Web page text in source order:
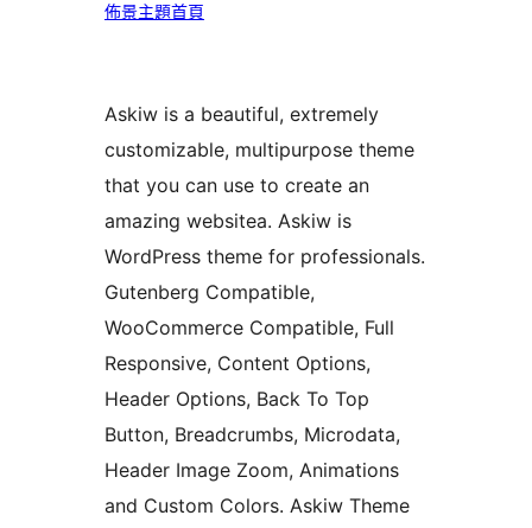
佈景主題首頁
Askiw is a beautiful, extremely
customizable, multipurpose theme
that you can use to create an
amazing websitea. Askiw is
WordPress theme for professionals.
Gutenberg Compatible,
WooCommerce Compatible, Full
Responsive, Content Options,
Header Options, Back To Top
Button, Breadcrumbs, Microdata,
Header Image Zoom, Animations
and Custom Colors. Askiw Theme